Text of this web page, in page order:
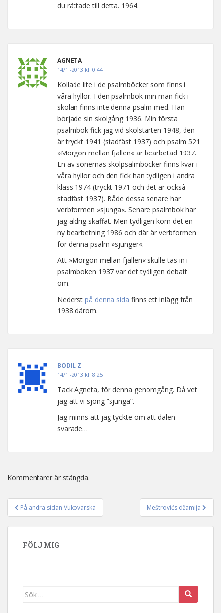
du rättade till detta. 1964.
AGNETA
14/1 -2013 kl. 0:44
Kollade lite i de psalmböcker som finns i
våra hyllor. I den psalmbok min man fick i
skolan finns inte denna psalm med. Han
började sin skolgång 1936. Min första
psalmbok fick jag vid skolstarten 1948, den
är tryckt 1941 (stadfäst 1937) och psalm 521
»Morgon mellan fjällen« är bearbetad 1937.
En av sönernas skolpsalmböcker finns kvar i
våra hyllor och den fick han tydligen i andra
klass 1974 (tryckt 1971 och det är också
stadfäst 1937). Både dessa senare har
verbformen »sjunga«. Senare psalmbok har
jag aldrig skaffat. Men tydligen kom det en
ny bearbetning 1986 och där är verbformen
för denna psalm »sjunger«.
Att »Morgon mellan fjällen« skulle tas in i
psalmboken 1937 var det tydligen debatt
om.
Nederst på denna sida finns ett inlägg från
1938 därom.
BODIL Z
14/1 -2013 kl. 8:25
Tack Agneta, för denna genomgång. Då vet
jag att vi sjöng ”sjunga”.
Jag minns att jag tyckte om att dalen
svarade…
Kommentarer är stängda.
Inläggsnavigering
På andra sidan Vukovarska Meštrovićs džamija
FÖLJ MIG
Sök efter: